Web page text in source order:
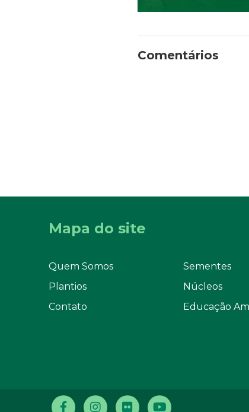
Comentários
Mapa do site
Quem Somos Sementes
Plantios
Núcleos
Contato
Educação